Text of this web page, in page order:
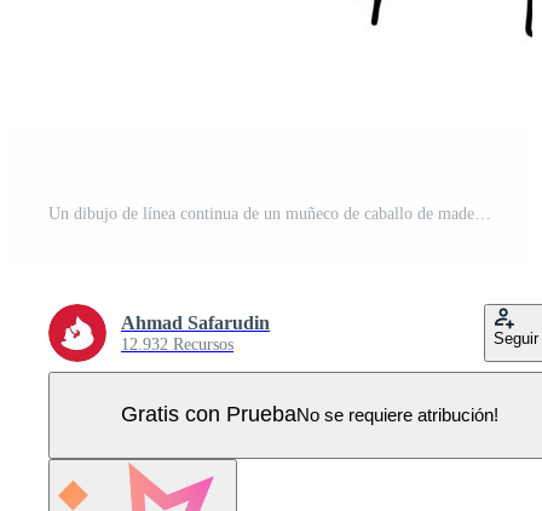
Ahmad Safarudin
12.932 Recursos Seguir
Gratis con PruebaNo se requiere atribución!